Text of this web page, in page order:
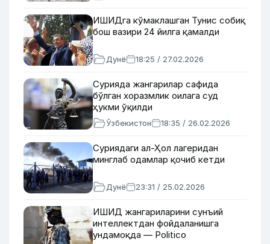
ИШИДга кўмаклашган Тунис собиқ
бош вазири 24 йилга қамалди
Дунё 18:25 / 27.02.2026
Сурияда жангарилар сафида
бўлган хоразмлик оилага суд
ҳукми ўқилди
Ўзбекистон 18:35 / 26.02.2026
Суриядаги ал-Ҳол лагеридан
минглаб одамлар қочиб кетди
Дунё 23:31 / 25.02.2026
ИШИД жангариларини сунъий
интеллектдан фойдаланишга
ундамоқда — Politico